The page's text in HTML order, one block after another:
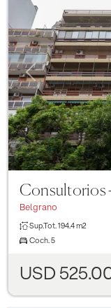
Previous
Consultorios
Belgrano
Sup.Tot.194.4 m2
Coch.5
USD